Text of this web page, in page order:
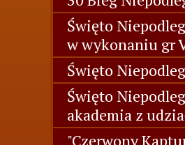
Święto
w wykonaniu gr
Święto
Święto
akademia z
"Czerwony